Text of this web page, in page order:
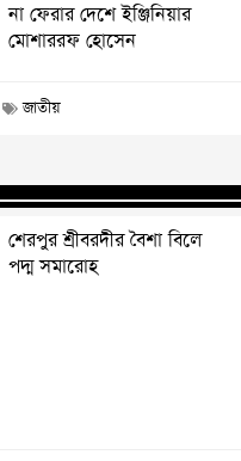
না ফেরার দেশে ইঞ্জিনিয়ার
মোশাররফ হোসেন
জাতীয়
শেরপুর শ্রীবরদীর বৈশা বিলে
পদ্ম সমারোহ